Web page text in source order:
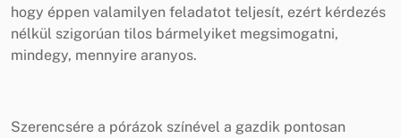
hogy éppen valamilyen feladatot teljesít, ezért kérdezés
nélkül szigorúan tilos bármelyiket megsimogatni,
mindegy, mennyire aranyos.
Szerencsére a pórázok színével a gazdik pontosan